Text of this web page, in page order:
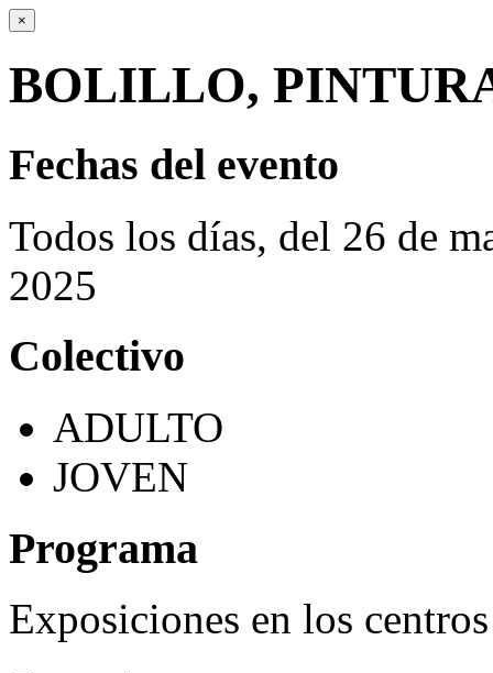
×
BOLILLO,
Fechas del evento
Todos los días, del 26 de
2025
Colectivo
ADULTO
JOVEN
Programa
Exposiciones en los